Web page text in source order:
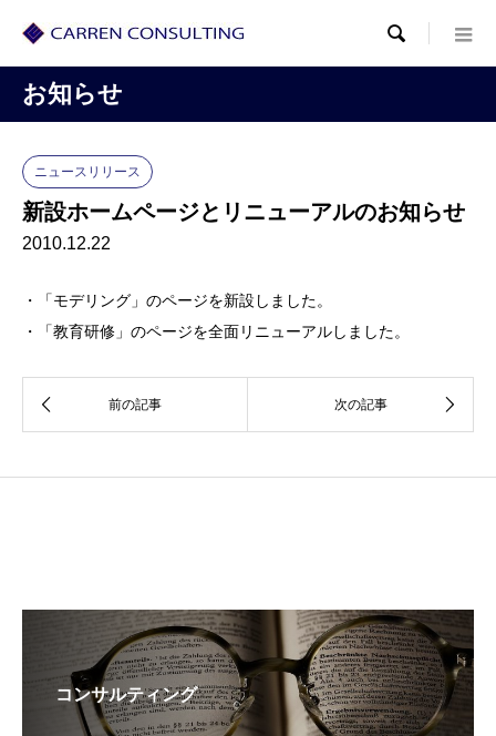

お知らせ
ニュースリリース
新設ホームページとリニューアルのお知らせ
2010.12.22
・「モデリング」のページを新設しました。
・「教育研修」のページを全面リニューアルしました。
コンサルティング